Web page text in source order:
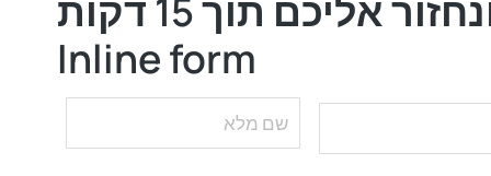
אור שירי
אליכם תוך 15 דקות
Inline form